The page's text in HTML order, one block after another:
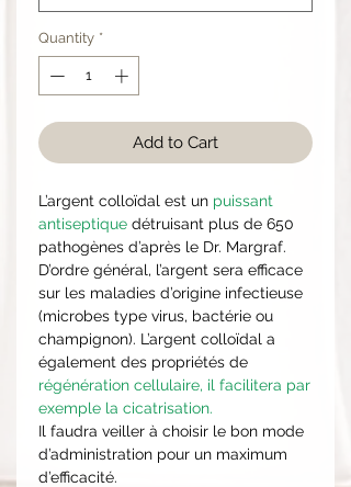
Quantity *
Add to Cart
L’argent colloïdal est un puissant
antiseptique détruisant plus de 650
pathogènes d’après le Dr. Margraf.
D’ordre général, l’argent sera efficace
sur les maladies d’origine infectieuse
(microbes type virus, bactérie ou
champignon). L’argent colloïdal a
également des propriétés de
régénération cellulaire, il facilitera par
exemple la cicatrisation.
Il faudra veiller à choisir le bon mode
d’administration pour un maximum
d’efficacité.